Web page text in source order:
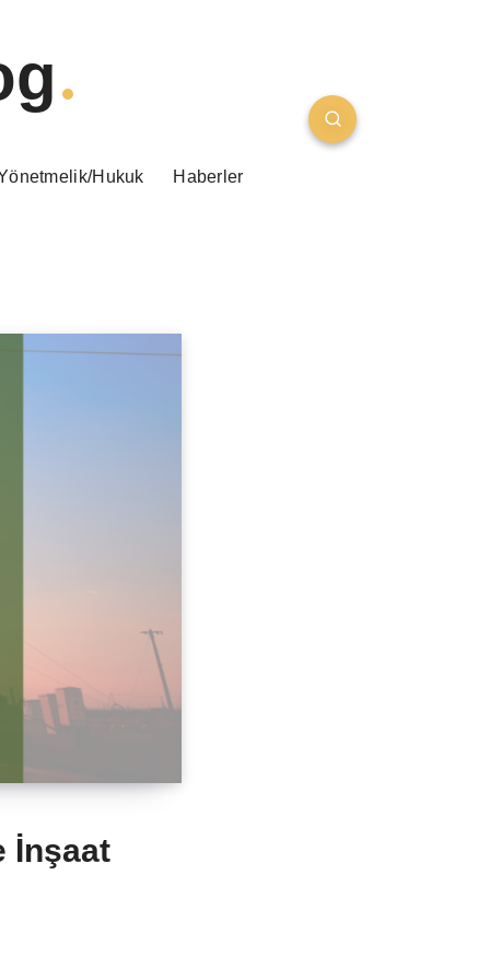
Hukuk Haberler
İnşaat